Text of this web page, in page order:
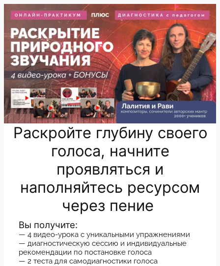
Перейти
содержимому
Раскройте глубину своего
голоса, начните
проявляться и
наполняйтесь ресурсом
через пение
Вы получите:
— 4 видео-урока с уникальными упражнениями
— диагностическую сессию и индивидуальные
рекомендации по постановке голоса
— 2 теста для самодиагностики голоса